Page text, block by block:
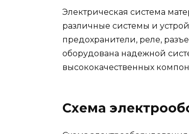
Электрическая система
различные системы и
предохранители, реле,
оборудована надежной
высококачественных
Схема